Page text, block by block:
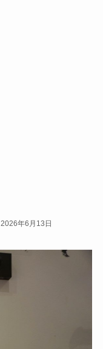
2026年6月13日